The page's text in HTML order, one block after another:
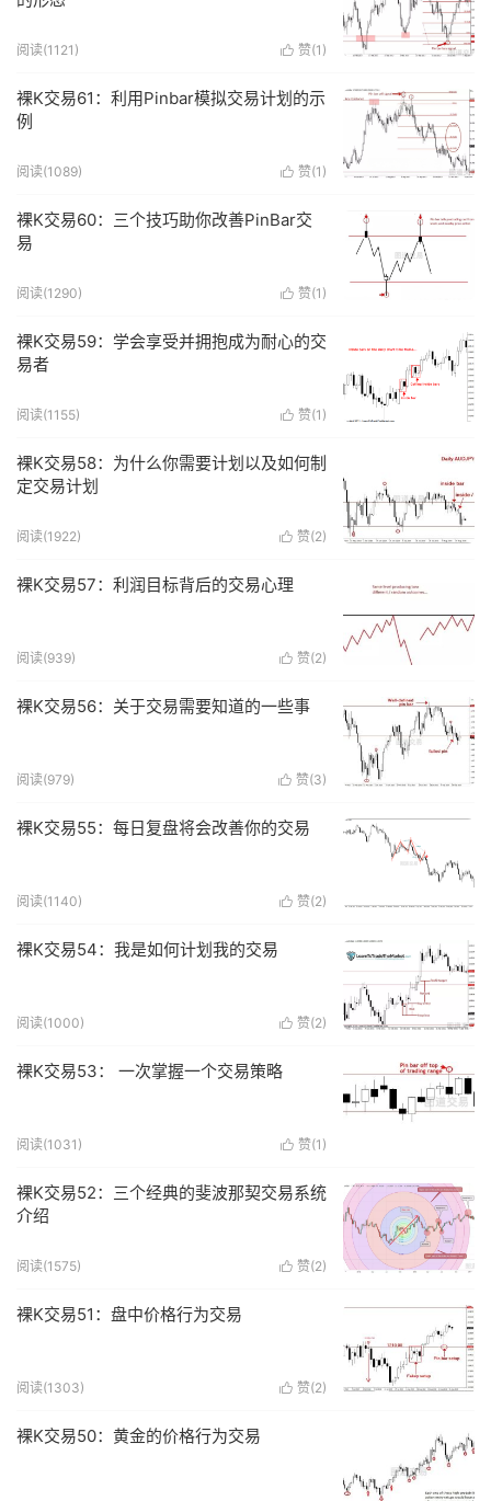
 赞(1 )
阅读(1121 )
裸K交易61：利用Pinbar模拟交易计划的示
例
 赞(1 )
阅读(1089)
裸K交易60：三个技巧助你改善PinBar交
易
 赞(1 )
阅读(1290)
裸K交易59：学会享受并拥抱成为耐心的交
易者
 赞(1 )
阅读(1155)
裸K交易58：为什么你需要计划以及如何制
定交易计划
 赞(2)
阅读(1922)
裸K交易57：利润目标背后的交易心理
 赞(2)
阅读(939)
裸K交易56：关于交易需要知道的一些事
 赞(3)
阅读(979)
裸K交易55：每日复盘将会改善你的交易
 赞(2)
阅读(1140)
裸K交易54：我是如何计划我的交易
 赞(2)
阅读(1000)
裸K交易53： 一次掌握一个交易策略
 赞(1 )
阅读(1031 )
裸K交易52：三个经典的斐波那契交易系统
介绍
 赞(2)
阅读(1575)
裸K交易51：盘中价格行为交易
 赞(2)
阅读(1303)
裸K交易50：黄金的价格行为交易